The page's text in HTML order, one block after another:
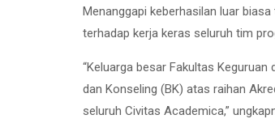
Menanggapi keberhasilan luar
terhadap kerja keras seluruh tim
“Keluarga besar Fakultas
dan Konseling (BK) atas raihan
seluruh Civitas Academica,”